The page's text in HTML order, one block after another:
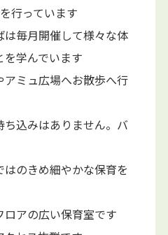
行っています
毎月開催して様々な体
学んでいます
ミュ広場へお散歩へ行
込みはありません。バ
のきめ細やかな保育を
アの広い保育室です